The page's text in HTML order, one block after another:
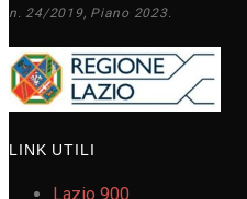
n. 24/2019, Piano 2023.
LINK UTILI
Lazio 900